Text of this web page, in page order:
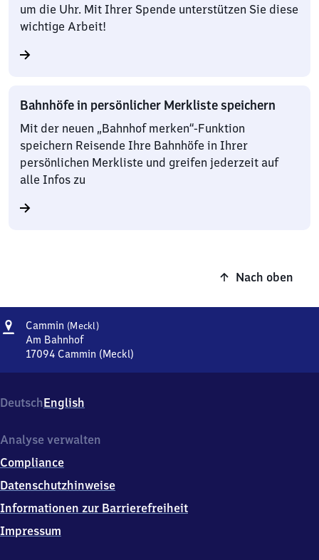
um die Uhr. Mit Ihrer Spende unterstützen Sie diese
wichtige Arbeit!
Bahnhöfe in persönlicher Merkliste speichern
Mit der neuen „Bahnhof merken“-Funktion
speichern Reisende Ihre Bahnhöfe in Ihrer
persönlichen Merkliste und greifen jederzeit auf
alle Infos zu
Nach oben
Adresse
Cammin (Meckl)Cammin
Am Bahnhof
17094 Cammin (Meckl)
Am
Bahnhof,
7
9
4
(Meckl)
DeutschEnglish
Analyse verwalten
Compliance
Datenschutzhinweise
Informationen zur Barrierefreiheit
Impressum